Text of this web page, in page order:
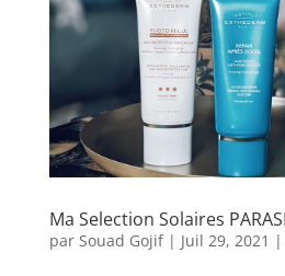
Ma Selection Solaires
par Souad Gojif| Juil 29, 2021 |